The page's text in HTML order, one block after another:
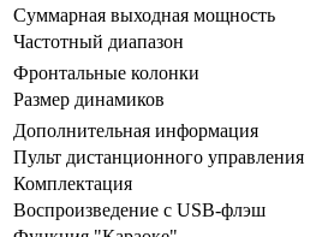
Суммарная выходная мощность
Частотный диапазон
Фронтальные колонки
Размер динамиков
Дополнительная информация
Пульт дистанционного управления
Комплектация
Воспроизведение с USB-флэш